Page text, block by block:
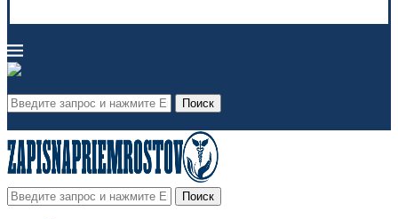
Поиск
Поиск